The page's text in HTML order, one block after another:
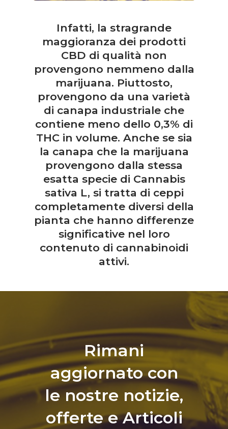
Infatti, la stragrande
maggioranza dei prodotti
CBD di qualità non
provengono nemmeno dalla
marijuana. Piuttosto,
provengono da una varietà
di canapa industriale che
contiene meno dello 0,3% di
THC in volume. Anche se sia
la canapa che la marijuana
provengono dalla stessa
esatta specie di Cannabis
sativa L, si tratta di ceppi
completamente diversi della
pianta che hanno differenze
significative nel loro
contenuto di cannabinoidi
attivi.
Rimani
aggiornato con
le nostre notizie,
offerte e Articoli